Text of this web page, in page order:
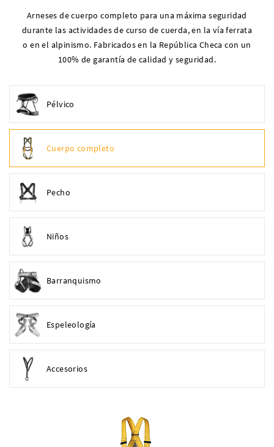
Arneses de cuerpo completo para una máxima seguridad
durante las actividades de curso de cuerda, en la vía ferrata
o en el alpinismo. Fabricados en la República Checa con un
100% de garantía de calidad y seguridad.
Pélvico
Cuerpo completo
Pecho
Niños
Barranquismo
Espeleología
Accesorios